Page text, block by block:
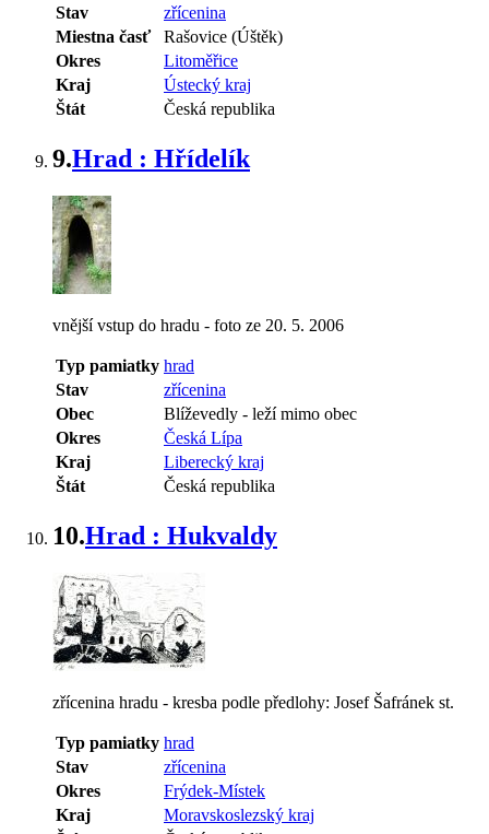
Stav
zřícenina
Miestna časť
Rašovice (Úštěk)
Okres
Litoměřice
Kraj
Ústecký kraj
Štát
Česká republika
9.Hrad : Hřídelík
vnější vstup do hradu - foto ze 20. 5. 2006
Typ pamiatky hrad
Stav
zřícenina
Obec
Blíževedly - leží mimo obec
Okres
Česká Lípa
Kraj
Liberecký kraj
Štát
Česká republika
10.Hrad : Hukvaldy
zřícenina hradu - kresba podle předlohy: Josef Šafránek st.
Typ pamiatky hrad
Stav
zřícenina
Okres
Frýdek-Místek
Kraj
Moravskoslezský kraj